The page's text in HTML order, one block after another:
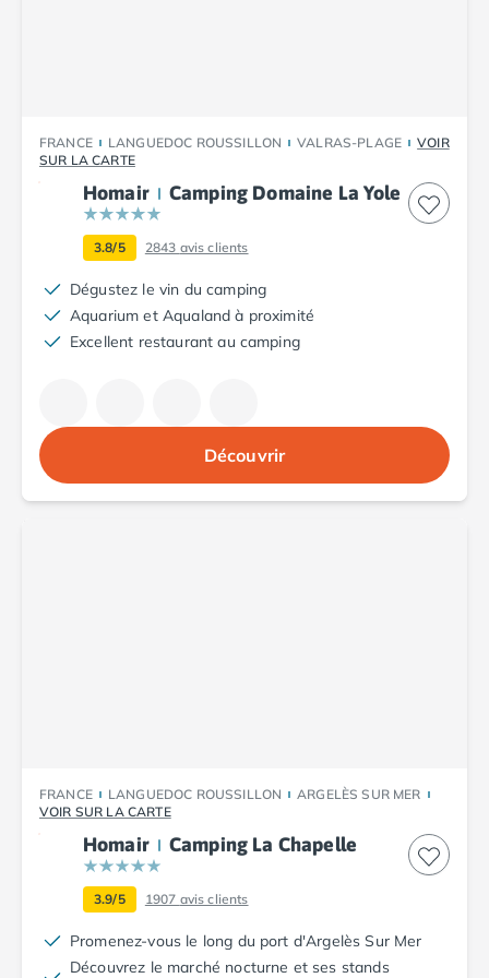
Camping Dinard
Camping Saint-Malo
Camping Morbihan
Camping Auray
Camping Carnac
Camping La Trinité sur Mer
Camping Locmariaquer
Camping Penestin
Camping Champagne-Ardenne
Camping Ardennes
Camping Eure
Camping Ile-de-France
Camping Essonne
Camping Seine-et-Marne
Camping Val d'Oise
Camping Val-de-Marne
Camping Languedoc-Roussillon
FRANCE LANGUEDOC ROUSSILLON VALRAS-PLAGE
VOIR
SUR LA CARTE
Homair Camping Domaine La Yole
3.8/5 2843 avis clients
Dégustez le vin du camping
Aquarium et Aqualand à proximité
Excellent restaurant au camping
Découvrir
FRANCE LANGUEDOC ROUSSILLON
ARGELÈS SUR MER
VOIR SUR LA CARTE
Homair Camping La Chapelle
3.9/5 1907 avis clients
Promenez-vous le long du port d'Argelès Sur Mer
Découvrez le marché nocturne et ses stands